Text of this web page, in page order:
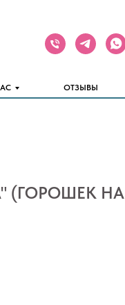
ОТЗЫВЫ
(ГОРОШЕК НА